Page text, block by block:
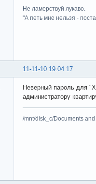
Не ламерствуй лукаво.
"А петь мне нельзя -
11-11-10 19:04:17
Неверный пароль для
администратору
/mnt/disk_c/Documents